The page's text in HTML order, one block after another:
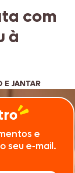
com
à
E JANTAR
e
seu e-mail.